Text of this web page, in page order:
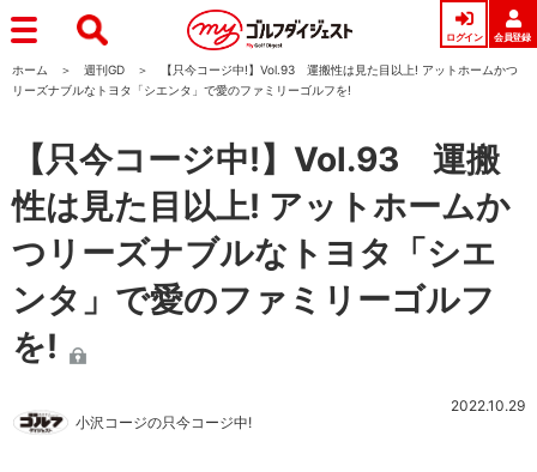
ログイン 会員登録
ホーム 週刊GD
【只今コージ中!】Vol.93 運搬性は見た目以上! アットホームかつ
リーズナブルなトヨタ「シエンタ」で愛のファミリーゴルフを!
【只今コージ中!】Vol.93 運搬
性は見た目以上! アットホームか
つリーズナブルなトヨタ「シエ
ンタ」で愛のファミリーゴルフ
を!
小沢コージの只今コージ中!
2022.10.29